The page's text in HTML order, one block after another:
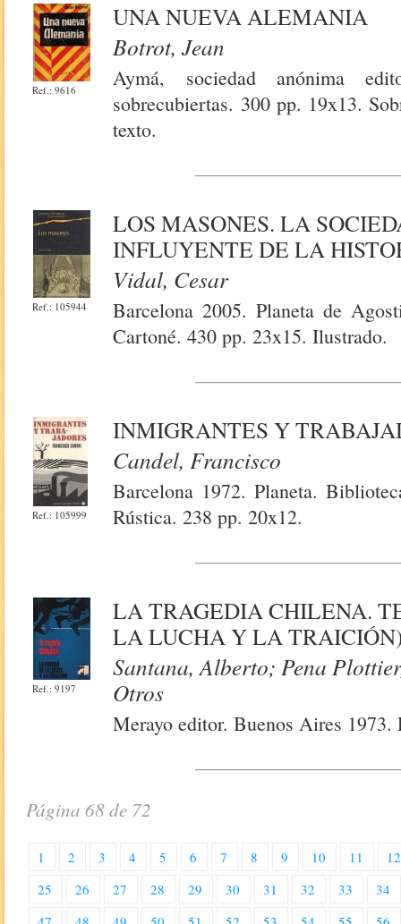
Ref.: 9616
UNA NUEVA ALEMANIA
Botrot, Jean
Aymá, sociedad anónima
sobrecubiertas. 300 pp. 19x13.
texto.
Ref.: 105944
LOS MASONES. LA
INFLUYENTE DE LA
Vidal, Cesar
Barcelona 2005. Planeta de
Cartoné. 430 pp. 23x15. Ilustrado.
Ref.: 105999
INMIGRANTES Y
Candel, Francisco
Barcelona 1972. Planeta.
Rústica. 238 pp. 20x12.
Ref.: 9197
LA TRAGEDIA CHILENA.
LA LUCHA Y LA
Santana, Alberto; Pena
Otros
Merayo editor. Buenos Aires
Página 68 de 72
1 2 3 4 5 6 7 8 9 10 11
12
25
26 27 28 29 30 31 32 33
34